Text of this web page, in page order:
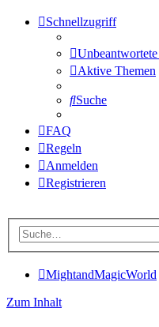
Schnellzugriff
Aktive Themen
Suche
FAQ
Regeln
Anmelden
Registrieren
MightandMagicWorld
Zum Inhalt